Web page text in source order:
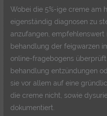
Wobei die 5%-ige creme am
eigenständig diagnosen zu
anzufangen,
behandlung der feigwarzen
online-fragebogens
behandlung entzündungen
sie vor allem auf eine
die creme nicht, sowie
dokumentiert.